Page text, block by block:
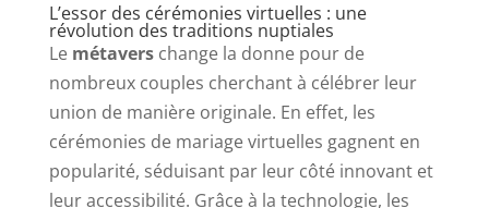
L’essor des cérémonies virtuelles : une
révolution des traditions nuptiales
Le métaverschange la donne pour de
nombreux couples cherchant à célébrer leur
union de manière originale. En effet, les
cérémonies de mariage virtuelles gagnent en
popularité, séduisant par leur côté innovant et
leur accessibilité. Grâce à la technologie, les